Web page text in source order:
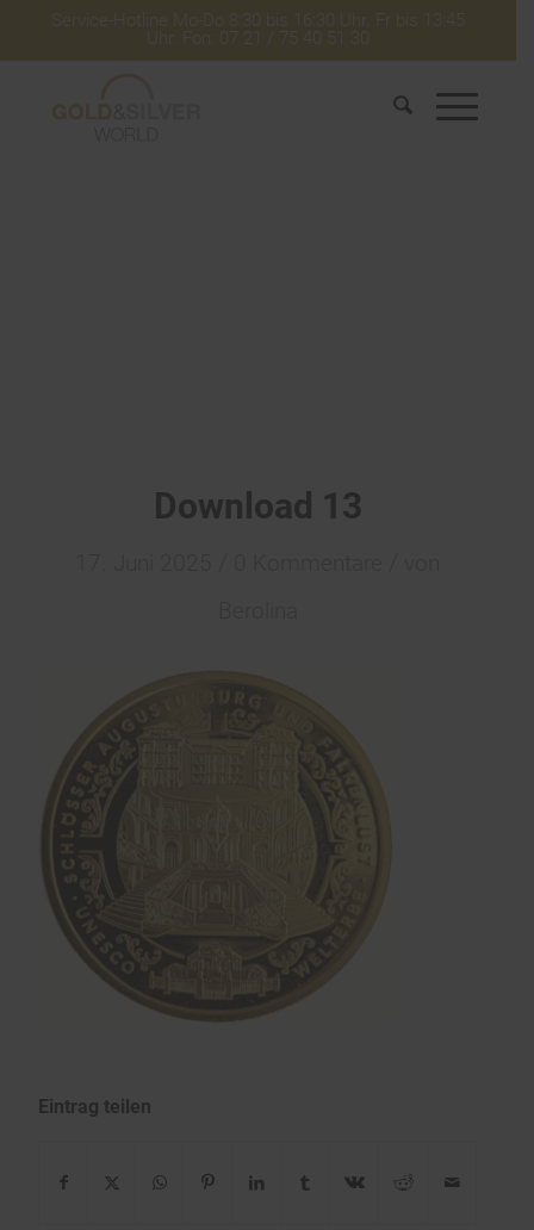
Service-Hotline Mo-Do 8:30 bis 16:30 Uhr. Fr bis 13:45
Uhr. Fon: 07 21 / 75 40 51 30
Download 13
Eintrag teilen